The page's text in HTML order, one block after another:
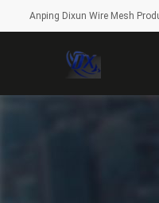
Anping Dixun Wire Mesh